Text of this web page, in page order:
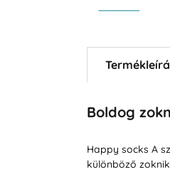
Boldog
Happy socks A
különböző